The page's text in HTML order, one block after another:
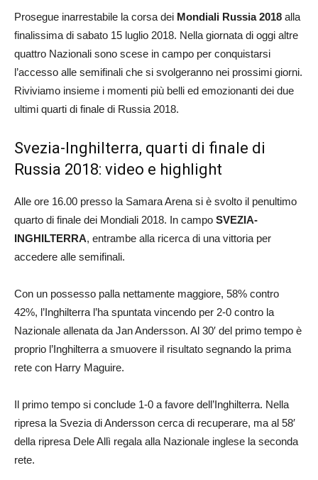
Prosegue inarrestabile la corsa dei Mondiali Russia 2018 alla
finalissima di sabato 15 luglio 2018. Nella giornata di oggi altre
quattro Nazionali sono scese in campo per conquistarsi
l’accesso alle semifinali che si svolgeranno nei prossimi giorni.
Riviviamo insieme i momenti più belli ed emozionanti dei due
ultimi quarti di finale di Russia 2018.
Svezia-Inghilterra, quarti di finale di
Russia 2018: video e highlight
Alle ore 16.00 presso la Samara Arena si è svolto il penultimo
quarto di finale dei Mondiali 2018. In campo SVEZIA-
INGHILTERRA, entrambe alla ricerca di una vittoria per
accedere alle semifinali.
Con un possesso palla nettamente maggiore, 58% contro
42%, l’Inghilterra l’ha spuntata vincendo per 2-0 contro la
Nazionale allenata da Jan Andersson. Al 30′ del primo tempo è
proprio l’Inghilterra a smuovere il risultato segnando la prima
rete con Harry Maguire.
Il primo tempo si conclude 1-0 a favore dell’Inghilterra. Nella
ripresa la Svezia di Andersson cerca di recuperare, ma al 58′
della ripresa Dele Allì regala alla Nazionale inglese la seconda
rete.